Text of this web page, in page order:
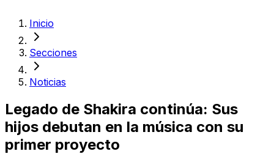
Inicio
Secciones
Noticias
Legado de Shakira continúa: Sus
hijos debutan en la música con su
primer proyecto